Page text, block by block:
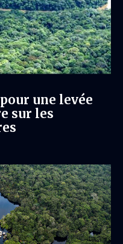
une levée
sur les